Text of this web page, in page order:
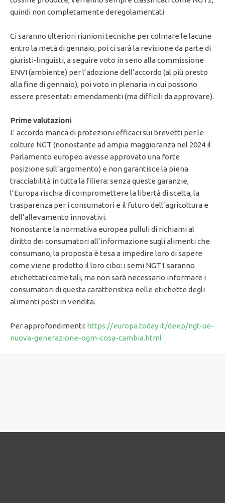
quindi non completamente deregolamentati
Ci saranno ulteriori riunioni tecniche per colmare le lacune
entro la metà di gennaio, poi ci sarà la revisione da parte di
giuristi-linguisti, a seguire voto in seno alla commissione
ENVI (ambiente) per l’adozione dell’accordo (al più presto
alla fine di gennaio), poi voto in plenaria in cui possono
essere presentati emendamenti (ma difficili da approvare).
Prime valutazioni
L’ accordo manca di protezioni efficaci sui brevetti per le
colture NGT (nonostante ad ampia maggioranza nel 2024 il
Parlamento europeo avesse approvato una forte
posizione sull’argomento) e non garantisce la piena
tracciabilità in tutta la filiera: senza queste garanzie,
l’Europa rischia di compromettere la libertà di scelta, la
trasparenza per i consumatori e il futuro dell’agricoltura e
dell’allevamento innovativi.
Nonostante la normativa europea pulluli di richiami al
diritto dei consumatori all’informazione sugli alimenti che
consumano, la proposta è tesa a impedire loro di sapere
come viene prodotto il loro cibo: i semi NGT1 saranno
etichettati come tali, ma non sarà necessario informare i
consumatori di questa caratteristica nelle etichette degli
alimenti posti in vendita.
Per approfondimenti: https://europa.today.it/deep/ngt-ue-
nuova-generazione-ogm-cosa-cambia.html